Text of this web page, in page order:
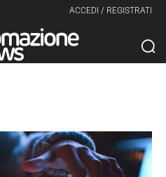
ACCEDI / REGISTRATI